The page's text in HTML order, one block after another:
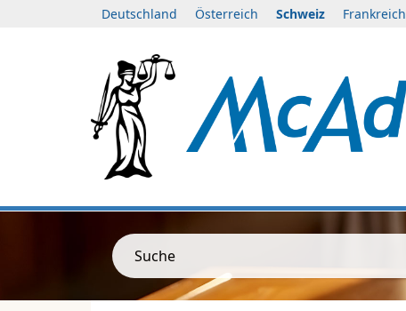
Deutschland Österreich Schweiz Frankreich
Suche